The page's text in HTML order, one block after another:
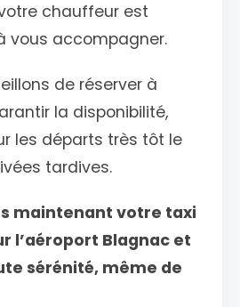
chauffeur est
vous accompagner.
de réserver à
la disponibilité,
les départs très tôt le
tardives.
maintenant votre taxi
l’aéroport Blagnac et
sérénité, même de